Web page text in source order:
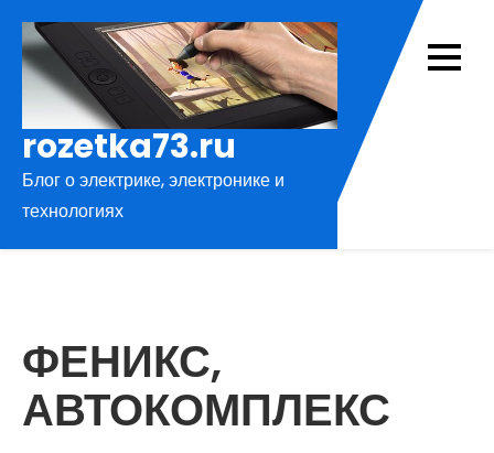
содержимому
rozetka73.ru
Блог о электрике, электронике и
технологиях
ФЕНИКС,
АВТОКОМПЛЕКС